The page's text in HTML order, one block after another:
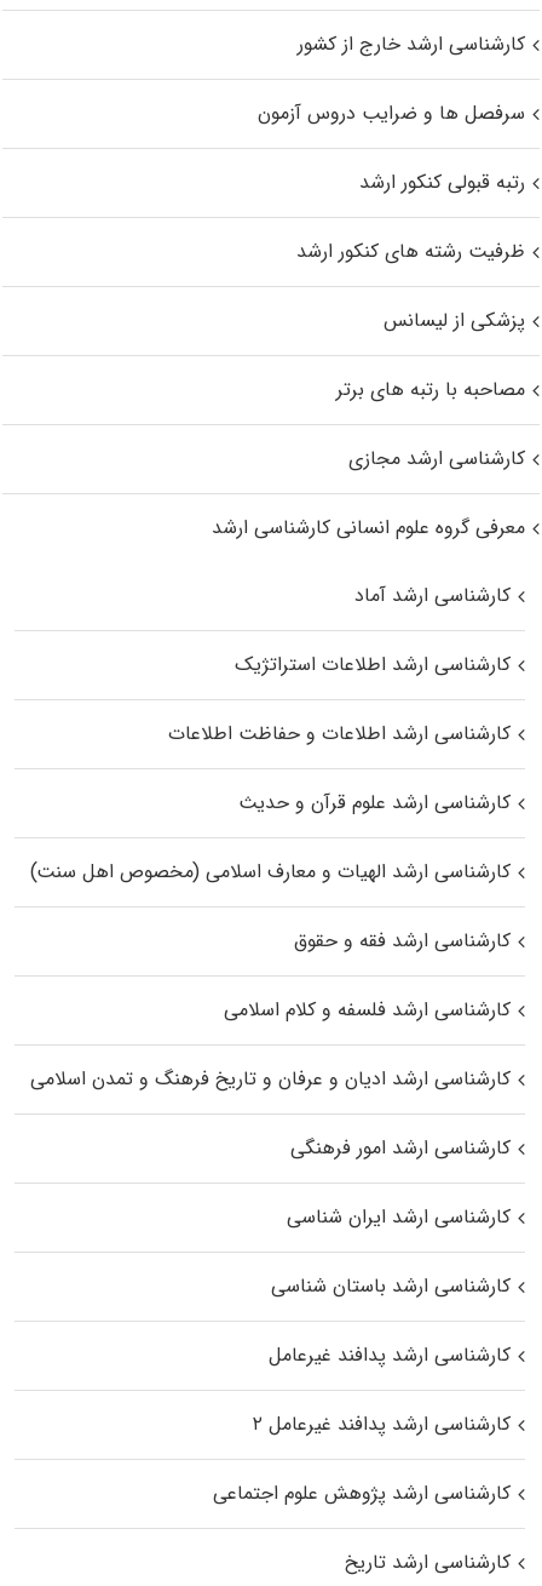
کارشناسی ارشد خارج از کشور
سرفصل ها و ضرایب دروس آزمون
رتبه قبولی کنکور ارشد
ظرفیت رشته های کنکور ارشد
پزشکی از لیسانس
مصاحبه با رتبه های برتر
کارشناسی ارشد مجازی
معرفی گروه علوم انسانی کارشناسی ارشد
کارشناسی ارشد آماد
کارشناسی ارشد اطلاعات استراتژیک
کارشناسی ارشد اطلاعات و حفاظت اطلاعات
کارشناسی ارشد علوم قرآن و حدیث
کارشناسی ارشد الهیات و معارف اسلامی (مخصوص اهل سنت)
کارشناسی ارشد فقه و حقوق
کارشناسی ارشد فلسفه و کلام اسلامی
کارشناسی ارشد ادیان و عرفان و تاریخ فرهنگ و تمدن اسلامی
کارشناسی ارشد امور فرهنگی
کارشناسی ارشد ایران شناسی
کارشناسی ارشد باستان شناسی
کارشناسی ارشد پدافند غیرعامل
کارشناسی ارشد پدافند غیرعامل ۲
کارشناسی ارشد پژوهش علوم اجتماعی
کارشناسی ارشد تاریخ